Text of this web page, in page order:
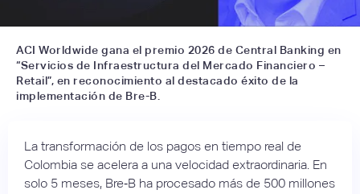
ACI Worldwide gana el premio 2026 de Central Banking en
“Servicios de Infraestructura del Mercado Financiero –
Retail”, en reconocimiento al destacado éxito de la
implementación de Bre-B.
La transformación de los pagos en tiempo real de
Colombia se acelera a una velocidad extraordinaria. En
solo 5 meses, Bre‑B ha procesado más de 500 millones